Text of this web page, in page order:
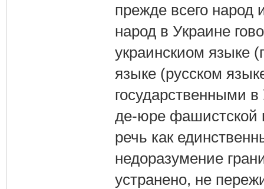
прежде всего народ
народ в Украине
украинскиом языке
языке (русском
государственными
де-юре фашистской
речь как
недоразумение
устранено, не